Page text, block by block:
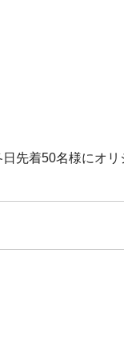
着50名様にオリ